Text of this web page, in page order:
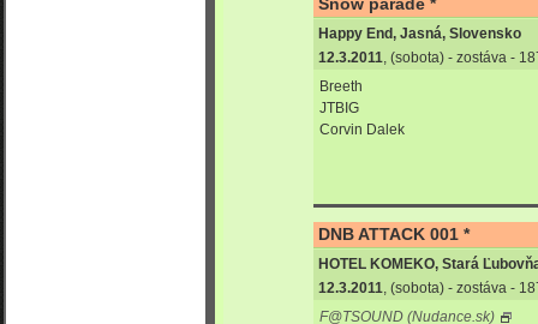
Snow parade *
Happy End, Jasná, Slovensko
12.3.2011, (sobota) - zostáva -
Breeth
JTBIG
Corvin Dalek
DNB ATTACK 001 *
HOTEL KOMEKO, Stará
12.3.2011, (sobota) - zostáva -
F@TSOUND (Nudance.sk)